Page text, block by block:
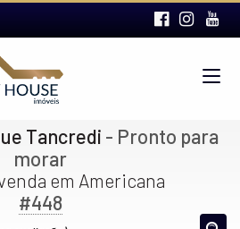
Tancredi - Pronto para
morar
em Americana
#448